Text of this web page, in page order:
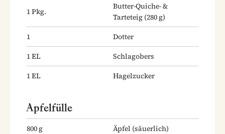
1Pkg.
Butter-Quiche- &
Tarteteig (280 g)
1
Dotter
1EL
Schlagobers
1EL Hagelzucker
Apfelfülle
800g Äpfel (säuerlich)